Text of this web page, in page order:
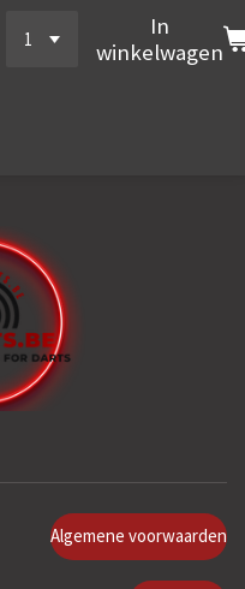
In
winkelwagen
Algemene voorwaarden